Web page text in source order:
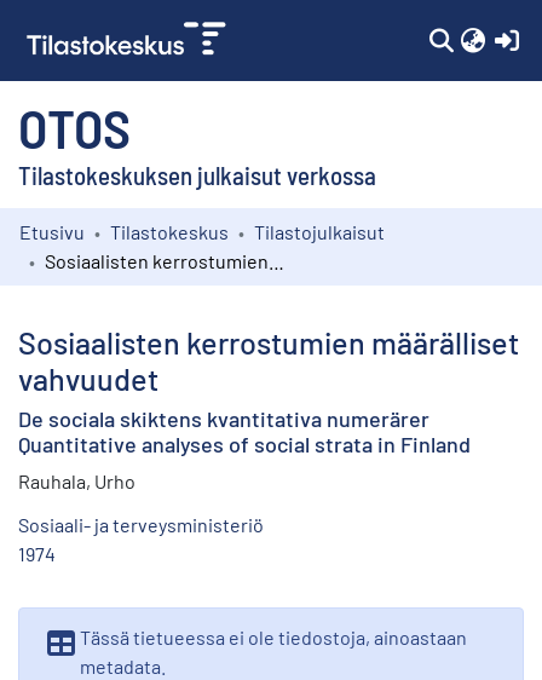
OTOS
Tilastokeskuksen julkaisut verkossa
Kokoelmat
Etusivu Tilastokeskus
Tilastojulkaisut
Sosiaalisten kerrostumien määrälliset
vahvuudet
De sociala skiktens kvantitativa numerärer
Quantitative analyses of social strata in Finland
Rauhala, Urho
Sosiaali- ja terveysministeriö
1974
Tässä tietueessa ei ole tiedostoja, ainoastaan
metadata.